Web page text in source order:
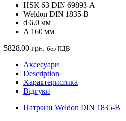
HSK 63 DIN 69893-A
Weldon DIN 1835-B
d 6.0 мм
A 160 мм
5828.00 грн. без ПДВ
Аксесуари
Description
Характеристика
Відгуки
Патрони Weldon DIN 1835-B